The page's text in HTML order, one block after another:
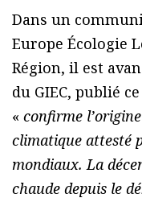
Dans un
Europe Écologie
Région, il est
du GIEC, publié
« confirme
climatique attesté
mondiaux. La
chaude depuis le